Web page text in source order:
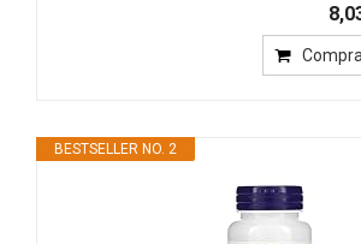
BESTSELLER NO. 2